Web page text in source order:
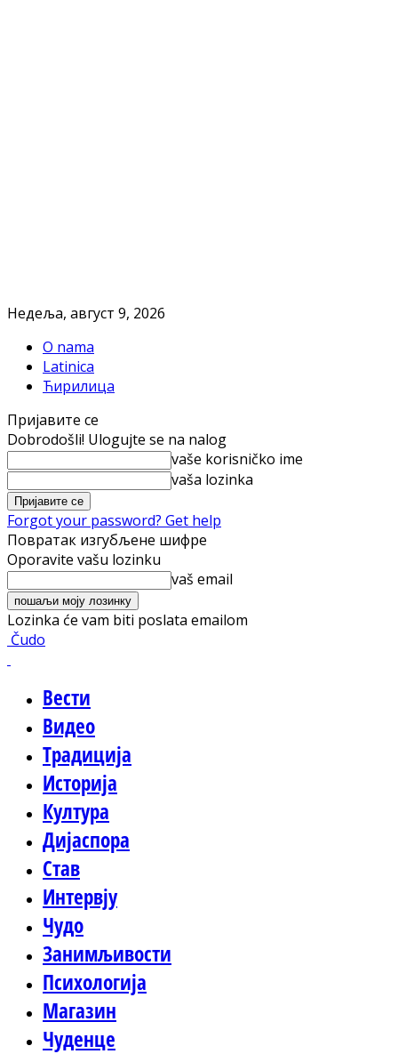
Недеља, август 9, 2026
O nama
Latinica
Ћирилица
Пријавите се
Dobrodošli! Ulogujte se na nalog
vaše korisničko ime
vaša lozinka
Forgot your password? Get help
Повратак изгубљене шифре
Oporavite vašu lozinku
vaš email
Lozinka će vam biti poslata emailom
Čudo
Вести
Видео
Традиција
Историја
Култура
Дијаспора
Став
Интервју
Чудо
Занимљивости
Психологија
Магазин
Чуденце